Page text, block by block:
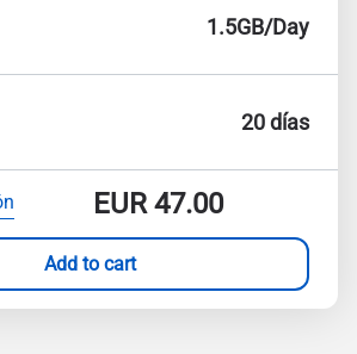
1.5GB/Day
20 días
EUR47.00
Add to cart